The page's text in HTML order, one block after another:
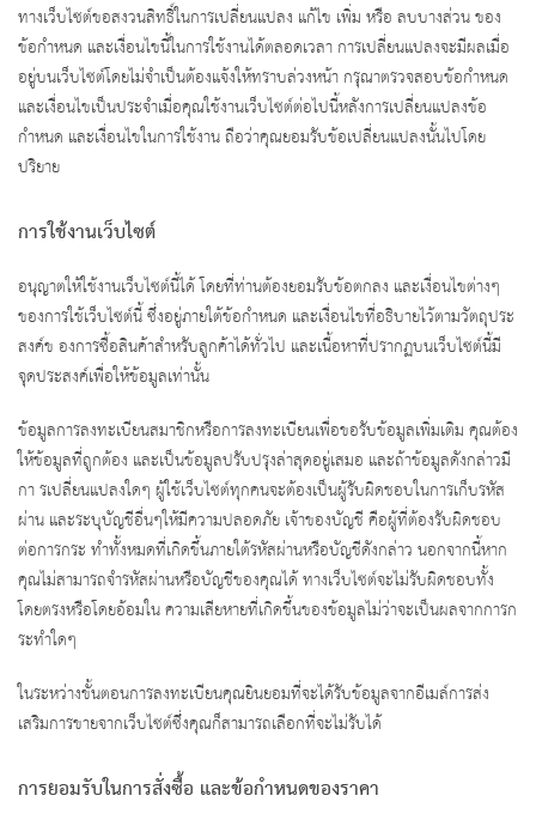
ทางเว็บไซต์ขอสงวนสิทธิ์ในการเปลี่ยนแปลง แก้ไข เพิ่ม หรือ ลบบางส่วน ของ
ข้อกำหนด และเงื่อนไขนี้ในการใช้งานได้ตลอดเวลา การเปลี่ยนแปลงจะมีผลเมื่อ
อยู่บนเว็บไซต์โดยไม่จำเป็นต้องแจ้งให้ทราบล่วงหน้า กรุณาตรวจสอบข้อกำหนด
และเงื่อนไขเป็นประจำเมื่อคุณใช้งานเว็บไซต์ต่อไปนี้หลังการเปลี่ยนแปลงข้อ
กำหนด และเงื่อนไขในการใช้งาน ถือว่าคุณยอมรับข้อเปลี่ยนแปลงนั้นไปโดย
ปริยาย
การใช้งานเว็บไซต์
อนุญาตให้ใช้งานเว็บไซต์นี้ได้ โดยที่ท่านต้องยอมรับข้อตกลง และเงื่อนไขต่างๆ
ของการใช้เว็บไซต์นี้ ซึ่งอยู่ภายใต้ข้อกำหนด และเงื่อนไขที่อธิบายไว้ตามวัตถุประ
สงค์ข องการซื้อสินค้าสำหรับลูกค้าได้ทั่วไป และเนื้อหาที่ปรากฏบนเว็บไซต์นี้มี
จุดประสงค์เพื่อให้ข้อมูลเท่านั้น
ข้อมูลการลงทะเบียนสมาชิกหรือการลงทะเบียนเพื่อขอรับข้อมูลเพิ่มเติม คุณต้อง
ให้ข้อมูลที่ถูกต้อง และเป็นข้อมูลปรับปรุงล่าสุดอยู่เสมอ และถ้าข้อมูลดังกล่าวมี
กา รเปลี่ยนแปลงใดๆ ผู้ใช้เว็บไซต์ทุกคนจะต้องเป็นผู้รับผิดชอบในการเก็บรหัส
ผ่าน และระบุบัญชีอื่นๆให้มีความปลอดภัย เจ้าของบัญชี คือผู้ที่ต้องรับผิดชอบ
ต่อการกระ ทำทั้งหมดที่เกิดขึ้นภายใต้รหัสผ่านหรือบัญชีดังกล่าว นอกจากนี้หาก
คุณไม่สามารถจำรหัสผ่านหรือบัญชีของคุณได้ ทางเว็บไซต์จะไม่รับผิดชอบทั้ง
โดยตรงหรือโดยอ้อมใน ความเสียหายที่เกิดขึ้นของข้อมูลไม่ว่าจะเป็นผลจากการก
ระทำใดๆ
ในระหว่างขั้นตอนการลงทะเบียนคุณยินยอมที่จะได้รับข้อมูลจากอีเมล์การส่ง
เสริมการขายจากเว็บไซต์ซึ่งคุณก็สามารถเลือกที่จะไม่รับได้
การยอมรับในการสั่งซื้อ และข้อกำหนดของราคา